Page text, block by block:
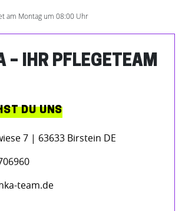
am Montag um 08:00 Uhr
– IHR PFLEGETEAM
DU UNS
7 | 63633 Birstein DE
team.de